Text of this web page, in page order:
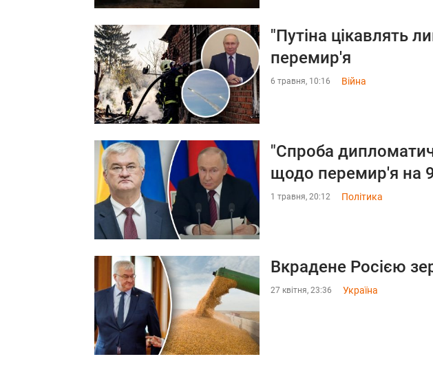
"Путіна цікавлять
перемир'я
6 травня, 10:16 Війна
"Спроба
щодо перемир'я на
1 травня, 20:12 Політика
Вкрадене Росією
27 квітня, 23:36 Україна